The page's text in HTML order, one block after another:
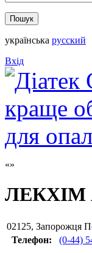
українська русский
Вхід
ЛЕКХІМ
02125, Запорожця
Телефон:
(0-44)